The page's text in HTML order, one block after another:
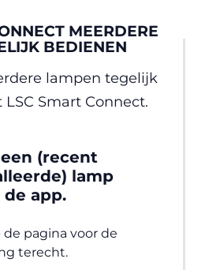
MEERDERE
BEDIENEN
lampen tegelijk
Smart Connect.
(recent
lamp
app.
pagina voor de
terecht.